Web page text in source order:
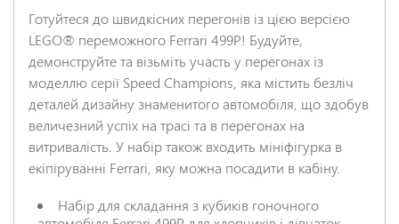
Готуйтеся до швидкісних перегонів із цією версією
LEGO® переможного Ferrari 499P! Будуйте,
демонструйте та візьміть участь у перегонах із
моделлю серії Speed Champions, яка містить безліч
деталей дизайну знаменитого автомобіля, що здобув
величезний успіх на трасі та в перегонах на
витривалість. У набір також входить мініфігурка в
екіпіруванні Ferrari, яку можна посадити в кабіну.
Набір для складання з кубиків гоночного
*
Заголовок відгуку
*
Відгук